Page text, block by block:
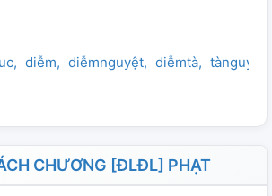
diễm diễmnguyệt diễmtà tànguyệt
CHƯƠNG [ĐLĐL] PHẠT